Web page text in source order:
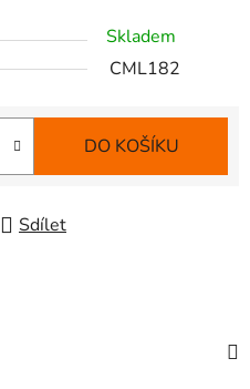
Skladem
CML182
DO KOŠÍKU
Sdílet